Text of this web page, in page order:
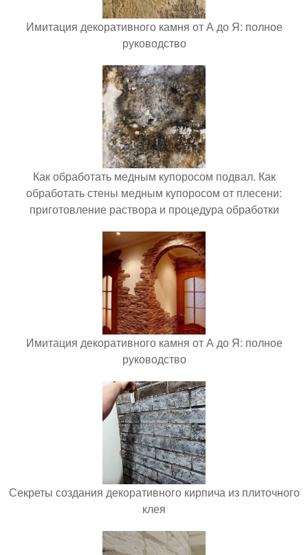
Имитация декоративного камня от А до Я: полное
руководство
Как обработать медным купоросом подвал. Как
обработать стены медным купоросом от плесени:
приготовление раствора и процедура обработки
Имитация декоративного камня от А до Я: полное
руководство
Секреты создания декоративного кирпича из плиточного
клея